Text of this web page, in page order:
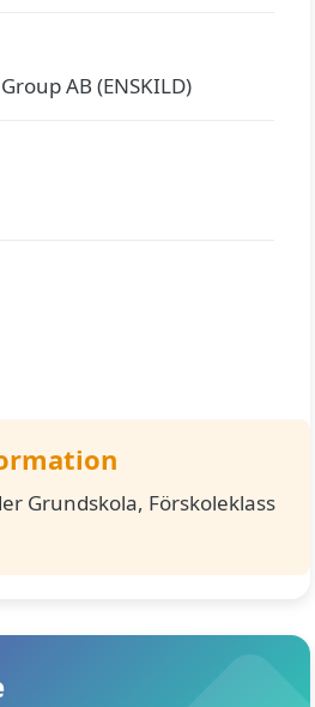
AB (ENSKILD)
Grundskola, Förskoleklass